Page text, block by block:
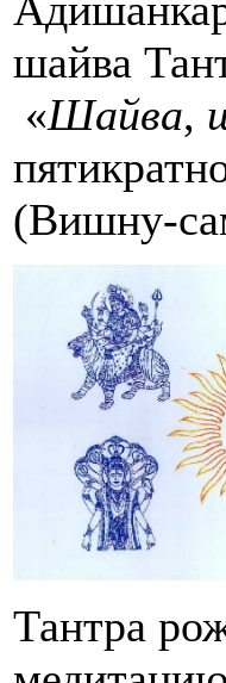
шайва
«Шайва,
(Вишну-
Тантра